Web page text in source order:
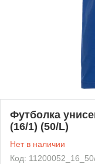
Футболка
(16/1) (50/L)
Нет в наличии
Код: 11200052_16_50/